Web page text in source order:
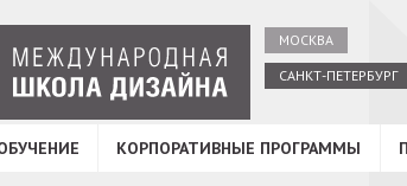
МОСКВА
САНКТ-ПЕТЕРБУРГ
КОРПОРАТИВНЫЕ ПРОГРАММЫ